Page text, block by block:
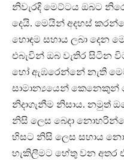
නිවැරදි මෙට්ටය ඔබට
දෙයි. මෙයින් අදහස්
හොඳම සහාය ලබා දෙන
එබැවින් ඔබ වැතිර සිටින
හෝ ඇඹරෙන්නේ නැති
සාමාන්‍යයෙන් කෙනෙකුන්
නිදාගැනීම නිසාය. නමුත්
නිසි ලෙස බෙදා
හිසට නිසි ලෙස සහාය
හැකිලීමට හේතු වන අතර